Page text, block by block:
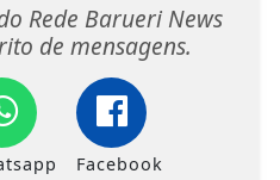
Rede Barueri News
de mensagens.
Facebook